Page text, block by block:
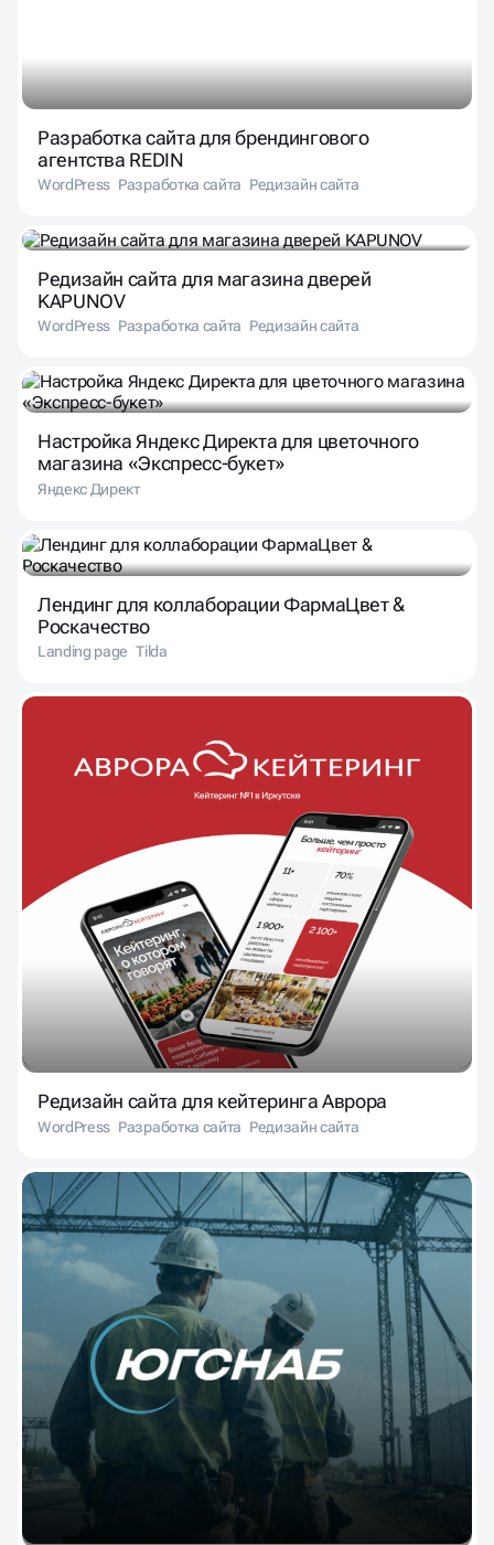
Разработка сайта для брендингового
агентства REDIN
WordPress Разработка сайта Редизайн сайта
Редизайн сайта для магазина дверей
KAPUNOV
WordPress Разработка сайта Редизайн сайта
Настройка Яндекс Директа для цветочного
магазина «Экспресс-букет»
Яндекс Директ
Лендинг для коллаборации ФармаЦвет &
Роскачество
Landing page Tilda
Редизайн сайта для кейтеринга Аврора
WordPress Разработка сайта Редизайн сайта